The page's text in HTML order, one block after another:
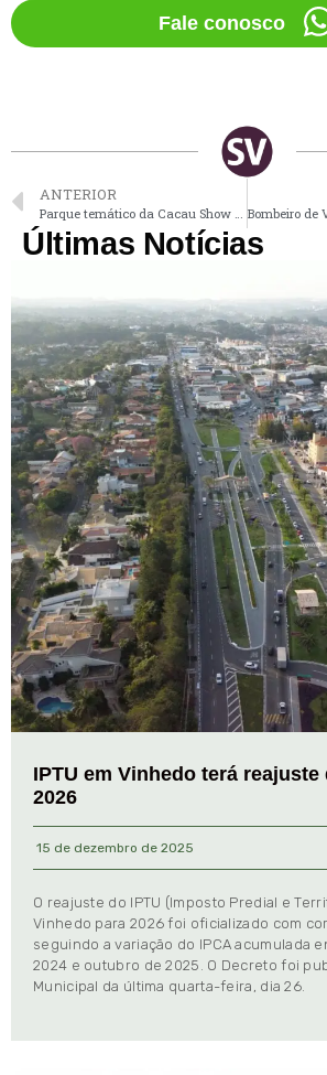
Fale conosco
ANTERIOR
Últimas Notícias
IPTU em Vinhedo terá reajuste
2026
15 de dezembro de 2025
O reajuste do IPTU (Imposto Predial e
Vinhedo para 2026 foi oficializado com
seguindo a variação do IPCA acumulada
2024 e outubro de 2025. O Decreto foi
Municipal da última quarta-feira, dia 26.